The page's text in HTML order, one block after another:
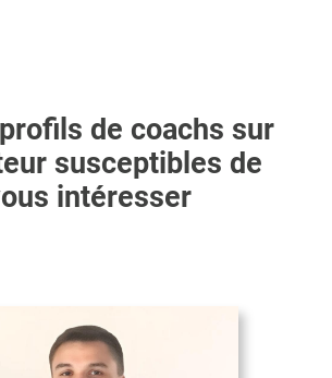
de coachs sur
susceptibles de
intéresser